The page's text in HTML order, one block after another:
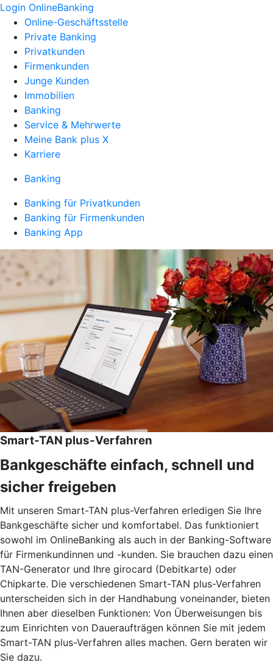
Login OnlineBanking
Online-Geschäftsstelle
Private Banking
Privatkunden
Firmenkunden
Junge Kunden
Immobilien
Banking
Service & Mehrwerte
Meine Bank plus X
Karriere
Banking
Banking für Privatkunden
Banking für Firmenkunden
Banking App
Smart-TAN plus-Verfahren
Bankgeschäfte einfach, schnell und
sicher freigeben
Mit unseren Smart-TAN plus-Verfahren erledigen Sie Ihre
Bankgeschäfte sicher und komfortabel. Das funktioniert
sowohl im OnlineBanking als auch in der Banking-Software
für Firmenkundinnen und -kunden. Sie brauchen dazu einen
TAN-Generator und Ihre girocard (Debitkarte) oder
Chipkarte. Die verschiedenen Smart-TAN plus-Verfahren
unterscheiden sich in der Handhabung voneinander, bieten
Ihnen aber dieselben Funktionen: Von Überweisungen bis
zum Einrichten von Daueraufträgen können Sie mit jedem
Smart-TAN plus-Verfahren alles machen. Gern beraten wir
Sie dazu.